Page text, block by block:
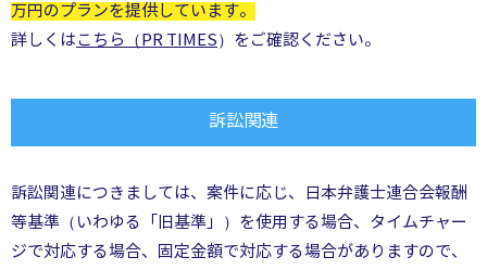
万円のプランを提供しています。
詳しくはこちら（PR TIMES） をご確認ください。
訴訟関連
訴訟関連につきましては、案件に応じ、日本弁護士連合会報酬
等基準（いわゆる「旧基準」）を使用する場合、タイムチャー
ジで対応する場合、固定金額で対応する場合がありますので、